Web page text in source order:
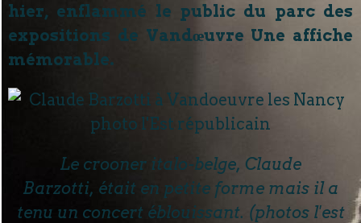
hier, enflammé le public du parc des
expositions de Vandœuvre Une affiche
mémorable.
Le crooner italo-belge, Claude
Barzotti, était en petite forme mais il a
tenu un concert éblouissant. (photos l'est